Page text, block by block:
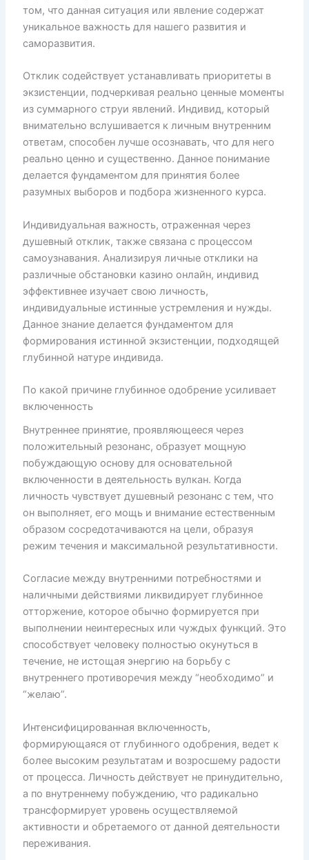
том, что данная ситуация или явление содержат
уникальное важность для нашего развития и
саморазвития.
Отклик содействует устанавливать приоритеты в
экзистенции, подчеркивая реально ценные моменты
из суммарного струи явлений. Индивид, который
внимательно вслушивается к личным внутренним
ответам, способен лучше осознавать, что для него
реально ценно и существенно. Данное понимание
делается фундаментом для принятия более
разумных выборов и подбора жизненного курса.
Индивидуальная важность, отраженная через
душевный отклик, также связана с процессом
самоузнавания. Анализируя личные отклики на
различные обстановки казино онлайн, индивид
эффективнее изучает свою личность,
индивидуальные истинные устремления и нужды.
Данное знание делается фундаментом для
формирования истинной экзистенции, подходящей
глубинной натуре индивида.
По какой причине глубинное одобрение усиливает
включенность
Внутреннее принятие, проявляющееся через
положительный резонанс, образует мощную
побуждающую основу для основательной
включенности в деятельность вулкан. Когда
личность чувствует душевный резонанс с тем, что
он выполняет, его мощь и внимание естественным
образом сосредотачиваются на цели, образуя
режим течения и максимальной результативности.
Согласие между внутренними потребностями и
наличными действиями ликвидирует глубинное
отторжение, которое обычно формируется при
выполнении неинтересных или чуждых функций. Это
способствует человеку полностью окунуться в
течение, не истощая энергию на борьбу с
внутреннего противоречия между “необходимо” и
“желаю”.
Интенсифицированная включенность,
формирующаяся от глубинного одобрения, ведет к
более высоким результатам и возросшему радости
от процесса. Личность действует не принудительно,
а по внутреннему побуждению, что радикально
трансформирует уровень осуществляемой
активности и обретаемого от данной деятельности
переживания.